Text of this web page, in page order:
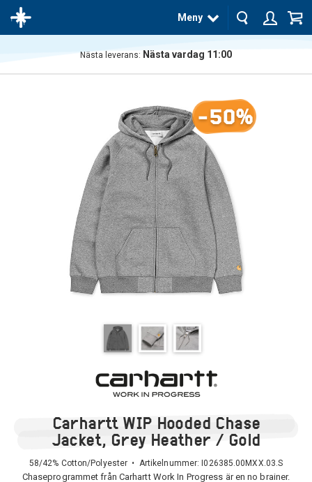
Meny
Nästa leverans: Nästa vardag 11:00
-50%
Carhartt WIP Hooded Chase
Jacket, Grey Heather / Gold
58/42% Cotton/Polyester • Artikelnummer: I026385.00MXX.03.S
Chaseprogrammet från Carhartt Work In Progress är en no brainer.